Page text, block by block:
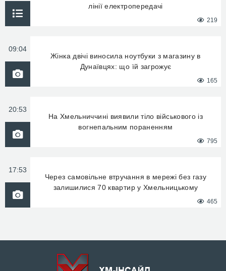
лінії електропередачі
219
09:04
Жінка двічі виносила ноутбуки з магазину в
Дунаївцях: що їй загрожує
165
20:53
На Хмельниччині виявили тіло військового із
вогнепальним пораненням
795
17:53
Через самовільне втручання в мережі без газу
залишилися 70 квартир у Хмельницькому
465